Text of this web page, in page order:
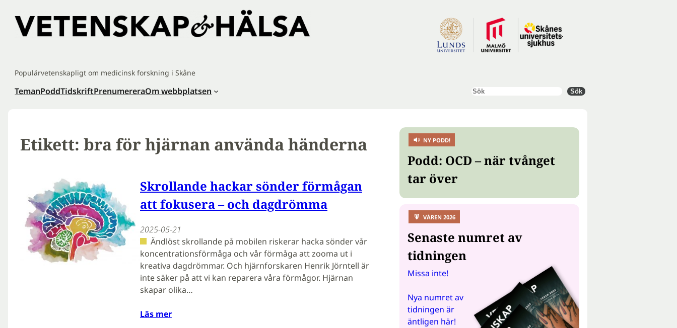
innehåll
Populärvetenskapligt om medicinsk forskning i Skåne
TemanPoddTidskriftPrenumereraOm webbplatsen Sök Sök
Etikett: bra för hjärnan använda händerna
Skrollande hackar sönder förmågan
att fokusera – och dagdrömma
2025-05-21
Ändlöst skrollande på mobilen riskerar hacka sönder vår
koncentrationsförmåga och vår förmåga att zooma ut i
kreativa dagdrömmar. Och hjärnforskaren Henrik Jörntell är
inte säker på att vi kan reparera våra förmågor. Hjärnan
skapar olika…
Läs mer
NY PODD!
Podd: OCD – när tvånget
tar över
VÅREN 2026
Senaste numret av
tidningen
Missa inte!
Nya numret av
tidningen är
äntligen här!